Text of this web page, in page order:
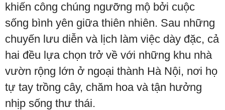
khiến công chúng ngưỡng mộ bởi cuộc
sống bình yên giữa thiên nhiên. Sau những
chuyến lưu diễn và lịch làm việc dày đặc, cả
hai đều lựa chọn trở về với những khu nhà
vườn rộng lớn ở ngoại thành Hà Nội, nơi họ
tự tay trồng cây, chăm hoa và tận hưởng
nhịp sống thư thái.